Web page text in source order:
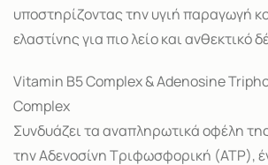
υποστηρίζοντας την υγιή παραγωγή
ελαστίνης για πιο λείο και ανθεκτικό
Vitamin B5 Complex & Adenosine
Complex
Συνδυάζει τα αναπληρωτικά οφέλη
την Αδενοσίνη Τριφωσφορική (ATP),